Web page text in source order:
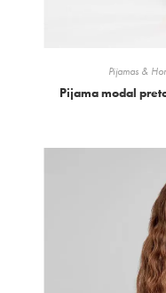
Pijamas &
Pijama modal